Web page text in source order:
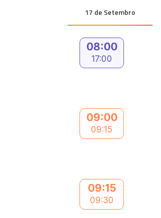
17 de Setembro
08:00
17:00
09:00
09:15
09:15
09:30